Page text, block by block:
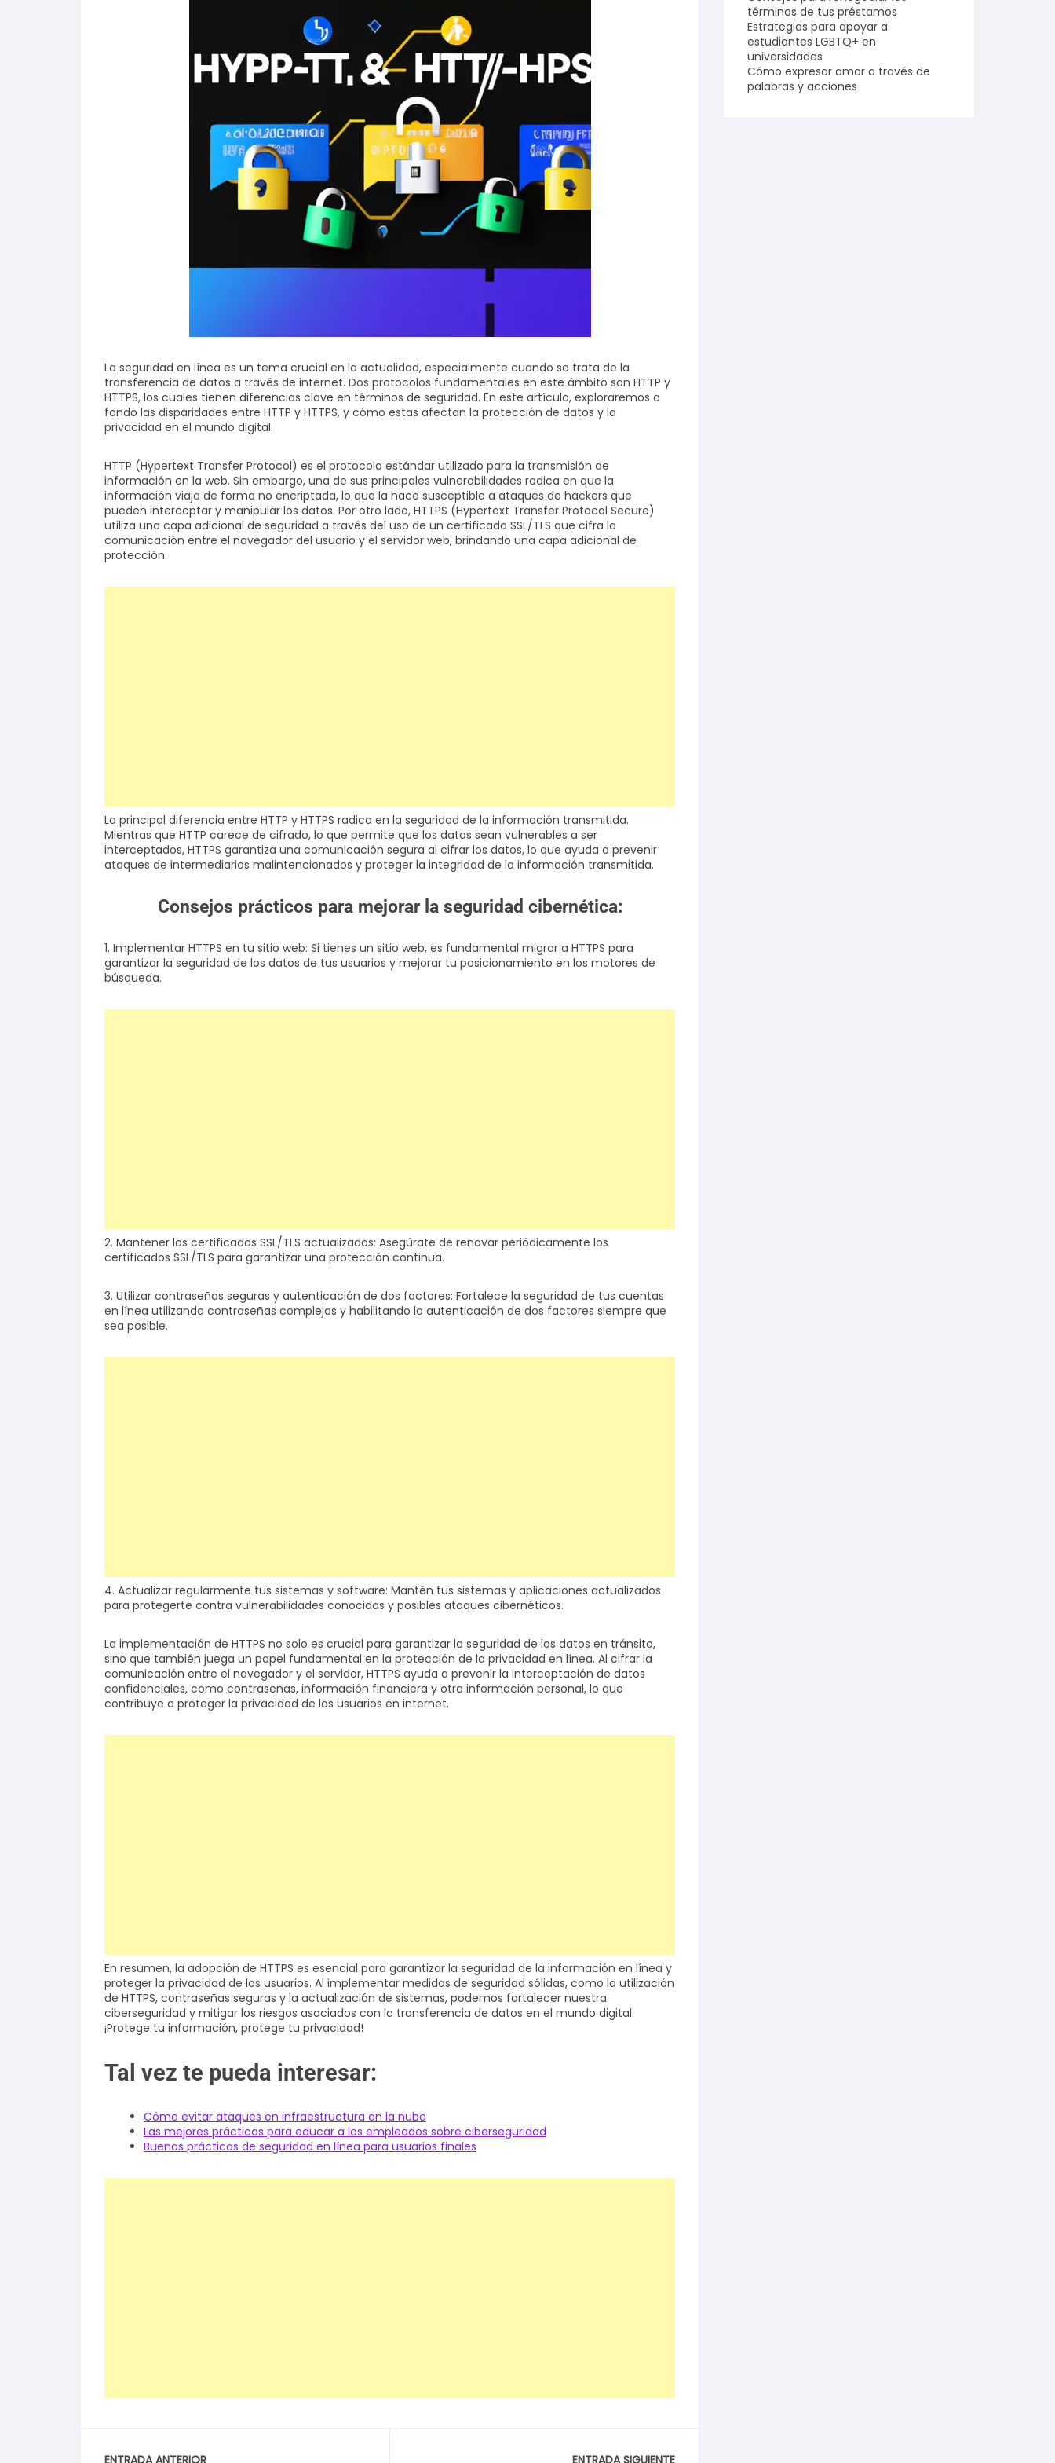
Finanzas
La seguridad en línea es un tema crucial en la actualidad, especialmente cuando se trata de la
transferencia de datos a través de internet. Dos protocolos fundamentales en este ámbito son HTTP y
HTTPS, los cuales tienen diferencias clave en términos de seguridad. En este artículo, exploraremos a
fondo las disparidades entre HTTP y HTTPS, y cómo estas afectan la protección de datos y la
privacidad en el mundo digital.
HTTP (Hypertext Transfer Protocol) es el protocolo estándar utilizado para la transmisión de
información en la web. Sin embargo, una de sus principales vulnerabilidades radica en que la
información viaja de forma no encriptada, lo que la hace susceptible a ataques de hackers que
pueden interceptar y manipular los datos. Por otro lado, HTTPS (Hypertext Transfer Protocol Secure)
utiliza una capa adicional de seguridad a través del uso de un certificado SSL/TLS que cifra la
comunicación entre el navegador del usuario y el servidor web, brindando una capa adicional de
protección.
La principal diferencia entre HTTP y HTTPS radica en la seguridad de la información transmitida.
Mientras que HTTP carece de cifrado, lo que permite que los datos sean vulnerables a ser
interceptados, HTTPS garantiza una comunicación segura al cifrar los datos, lo que ayuda a prevenir
ataques de intermediarios malintencionados y proteger la integridad de la información transmitida.
Consejos prácticos para mejorar la seguridad cibernética:
1. Implementar HTTPS en tu sitio web: Si tienes un sitio web, es fundamental migrar a HTTPS para
garantizar la seguridad de los datos de tus usuarios y mejorar tu posicionamiento en los motores de
búsqueda.
2. Mantener los certificados SSL/TLS actualizados: Asegúrate de renovar periódicamente los
certificados SSL/TLS para garantizar una protección continua.
3. Utilizar contraseñas seguras y autenticación de dos factores: Fortalece la seguridad de tus cuentas
en línea utilizando contraseñas complejas y habilitando la autenticación de dos factores siempre que
sea posible.
4. Actualizar regularmente tus sistemas y software: Mantén tus sistemas y aplicaciones actualizados
para protegerte contra vulnerabilidades conocidas y posibles ataques cibernéticos.
La implementación de HTTPS no solo es crucial para garantizar la seguridad de los datos en tránsito,
sino que también juega un papel fundamental en la protección de la privacidad en línea. Al cifrar la
comunicación entre el navegador y el servidor, HTTPS ayuda a prevenir la interceptación de datos
confidenciales, como contraseñas, información financiera y otra información personal, lo que
contribuye a proteger la privacidad de los usuarios en internet.
En resumen, la adopción de HTTPS es esencial para garantizar la seguridad de la información en línea y
proteger la privacidad de los usuarios. Al implementar medidas de seguridad sólidas, como la utilización
de HTTPS, contraseñas seguras y la actualización de sistemas, podemos fortalecer nuestra
ciberseguridad y mitigar los riesgos asociados con la transferencia de datos en el mundo digital.
¡Protege tu información, protege tu privacidad!
Tal vez te pueda interesar:
Cómo evitar ataques en infraestructura en la nube
Las mejores prácticas para educar a los empleados sobre ciberseguridad
Buenas prácticas de seguridad en línea para usuarios finales
ENTRADA ANTERIOR ENTRADA SIGUIENTE
términos de tus préstamos
Estrategias para apoyar a
estudiantes LGBTQ+ en
universidades
Cómo expresar amor a través de
palabras y acciones